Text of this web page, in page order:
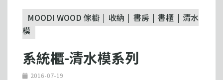
MOODI WOOD 傢櫥 收納 書房 書櫃
清水
模
系統櫃-清水模系列
2016-07-19